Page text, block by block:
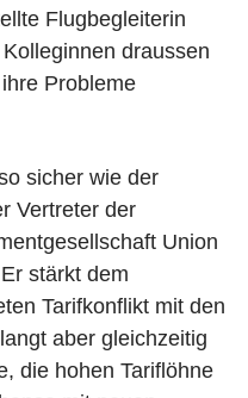
Flugbegleiterin
draussen
Probleme
sicher wie der
Vertreter der
Union
stärkt dem
Tarifkonflikt mit den
aber gleichzeitig
die hohen Tariflöhne